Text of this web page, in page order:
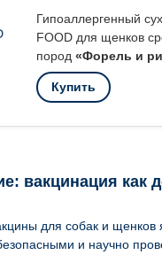
Гипоаллергенный
FOOD для щенков
пород «Форель и
Купить
вакцинация как
для собак и щенков
и научно